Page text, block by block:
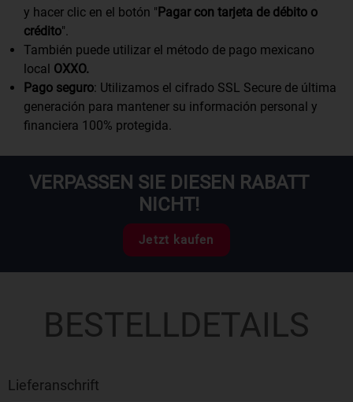
y hacer clic en el botón " Pagar con tarjeta de débito o
crédito".
También puede utilizar el método de pago mexicano
local OXXO.
Pago seguro: Utilizamos el cifrado SSL Secure de última
generación para mantener su información personal y
financiera 100% protegida.
VERPASSEN SIE DIESEN RABATT
NICHT!
Jetzt kaufen
BESTELLDETAILS
Lieferanschrift